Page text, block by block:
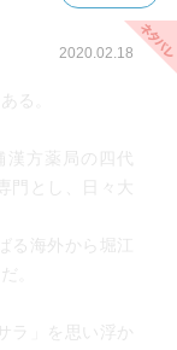
2020.02.18
る。
方薬局の四代
門とし、日々大
る海外から堀江
。
ラ」を思い浮か